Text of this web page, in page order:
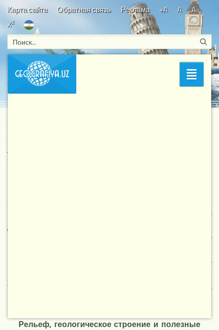
Карта сайта Обратная связь Реклама +A A
A-
X2
Bosh sahifa/Физическая география Узбекистана
Сурхандарьинский физико-географический округ
Сурхандарьинский физико-географический
округ
Узбекистана
Сурхандарьинский округ расположен на самом юге
Узбекистана. Округ охватывает Сурхан-Шерабадскую
долину и окружающие ее горы. С северо-востока и
востока граничит с Таджикистаном (граница проходит
по Бабатагу и Гиссарскому хребту). На северо-западе
район соседствует с Кашкадарьей (граница проходит
по горам Чакчар и Байсунтау), на западе — с
Туркменистаном (по водоразделу хребта Кугитангтау)
Рельеф, геологическое строение и полезные